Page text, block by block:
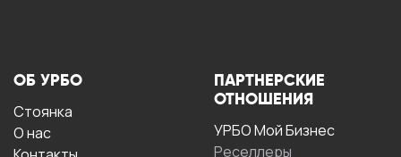
ОБ УРБО
Стоянка
О нас
ПАРТНЕРСКИЕ
ОТНОШЕНИЯ
УРБО Мой Бизнес
Реселлеры